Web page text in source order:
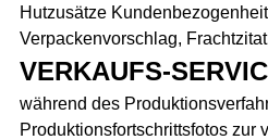
Hutzusätze
Verpackenvorschlag,
VERKAUFS-
während des
Produktionsfortschrittsfotos zur